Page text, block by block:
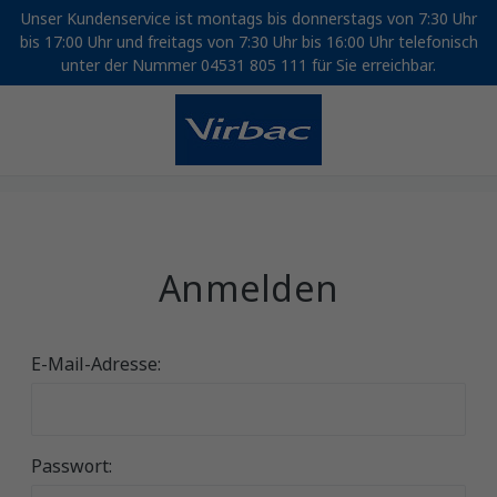
Unser Kundenservice ist montags bis donnerstags von 7:30 Uhr
bis 17:00 Uhr und freitags von 7:30 Uhr bis 16:00 Uhr telefonisch
unter der Nummer 04531 805 111 für Sie erreichbar.
Anmelden
E-Mail-Adresse:
Passwort: